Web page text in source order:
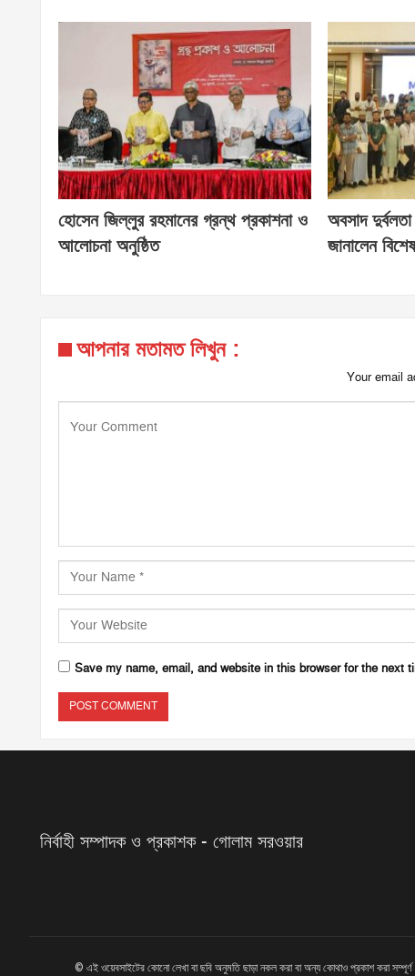
হোসেন জিল্লুর রহমানের গ্রন্থ প্রকাশনা ও
আলোচনা অনুষ্ঠিত
অবসাদ
জানালেন
আপনার মতামত লিখুন :
Your email
Save my name, email, and website in this browser for the next
নির্বাহী সম্পাদক ও প্রকাশক - গোলাম সরওয়ার
© এই ওয়েবসাইটের কোনো লেখা বা ছবি অনুমতি ছাড়া নকল করা বা অন্য কোথাও প্রকাশ করা